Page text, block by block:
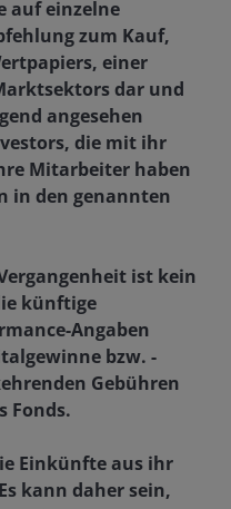
auf einzelne
zum Kauf,
einer
dar und
angesehen
die mit ihr
Mitarbeiter haben
in den genannten
ist kein
künftige
Angaben
bzw. -
Gebühren
Fonds.
Einkünfte aus ihr
kann daher sein,